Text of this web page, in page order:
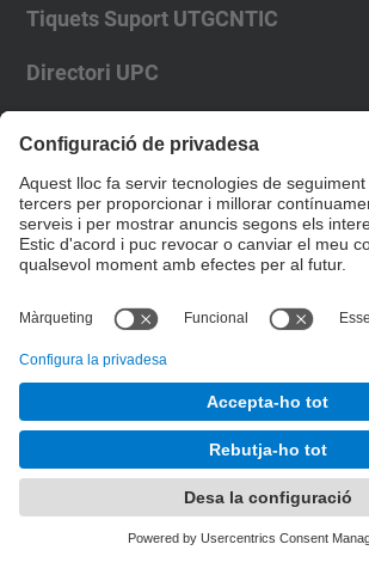
Tiquets Suport UTGCNTIC
Directori UPC
Llista Xarxes Socials
© UPCEscola Tècnica Superior d'Enginyeria de
Telecomunicació de Barcelona
Desenvolupat amb